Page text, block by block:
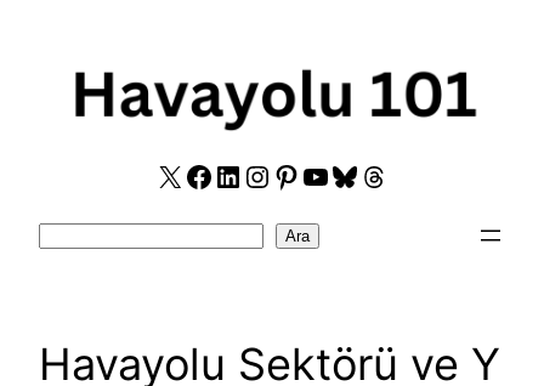
X Facebook
LinkedIn
Instagram
Pinterest
YouTube
Bluesky
Threads
Ara
Havayolu Sektörü ve Y